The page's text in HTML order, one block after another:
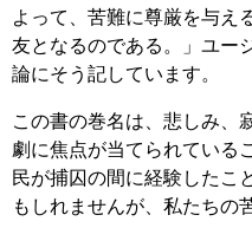
よって、苦難に尊厳を与え
友となるのである。」ユー
論にそう記しています。
この書の巻名は、悲しみ、
劇に焦点が当てられている
民が捕囚の間に経験したこ
もしれませんが、私たちの